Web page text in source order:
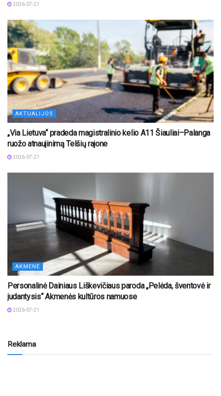
2026-07-21
AKTUALIJOS
„Via Lietuva“ pradeda magistralinio kelio A11 Šiauliai–Palanga
ruožo atnaujinimą Telšių rajone
2026-07-21
AKMENĖ
Personalinė Dainiaus Liškevičiaus paroda „Pelėda, šventovė ir
judantysis“ Akmenės kultūros namuose
2026-07-21
Reklama